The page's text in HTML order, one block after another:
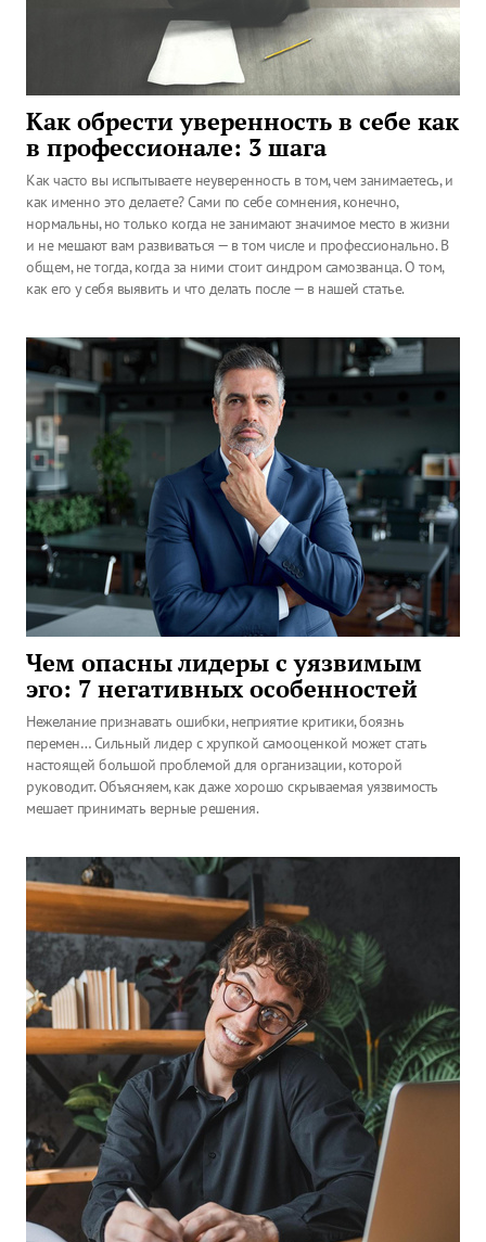
Как обрести уверенность в себе как
в профессионале: 3 шага
Как часто вы испытываете неуверенность в том, чем занимаетесь, и
как именно это делаете? Сами по себе сомнения, конечно,
нормальны, но только когда не занимают значимое место в жизни
и не мешают вам развиваться — в том числе и профессионально. В
общем, не тогда, когда за ними стоит синдром самозванца. О том,
как его у себя выявить и что делать после — в нашей статье.
Чем опасны лидеры с уязвимым
эго: 7 негативных особенностей
Нежелание признавать ошибки, неприятие критики, боязнь
перемен… Сильный лидер с хрупкой самооценкой может стать
настоящей большой проблемой для организации, которой
руководит. Объясняем, как даже хорошо скрываемая уязвимость
мешает принимать верные решения.